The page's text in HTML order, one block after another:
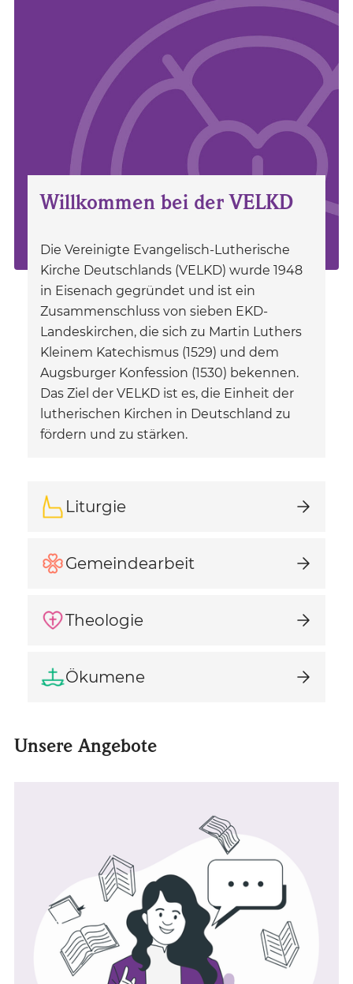
Willkommen bei der VELKD
Die Vereinigte Evangelisch-Lutherische
Kirche Deutschlands (VELKD) wurde 1948
in Eisenach gegründet und ist ein
Zusammenschluss von sieben EKD-
Landeskirchen, die sich zu Martin Luthers
Kleinem Katechismus (1529) und dem
Augsburger Konfession (1530) bekennen.
Das Ziel der VELKD ist es, die Einheit der
lutherischen Kirchen in Deutschland zu
fördern und zu stärken.
Liturgie
Gemeindearbeit
Theologie
Ökumene
Unsere Angebote